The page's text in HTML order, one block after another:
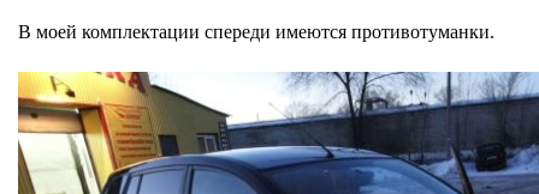
В моей комплектации спереди имеются противотуманки.